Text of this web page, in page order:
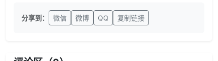
分享到： 微信 微博 QQ 复制链接